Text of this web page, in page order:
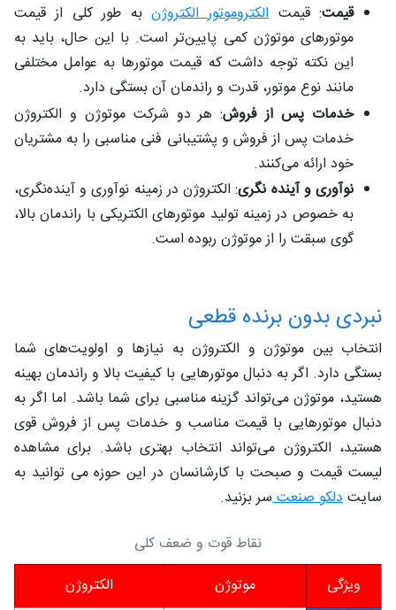
قیمت: قیمتالکتروموتور الکتروژن به طور کلی از قیمت
موتورهای موتوژن کمی ‌پایین‌تر است. با این حال، باید به
این نکته توجه داشت که قیمت موتورها به عوامل مختلفی
مانند نوع موتور، قدرت و راندمان آن بستگی دارد.
خدمات پس از فروش: هر دو شرکت موتوژن و الکتروژن
خدمات پس از فروش و پشتیبانی فنی مناسبی را به مشتریان
خود ارائه می‌کنند.
نوآوری و آینده‌ نگری: الکتروژن در زمینه نوآوری و آینده‌نگری،
به خصوص در زمینه تولید موتورهای الکتریکی با راندمان بالا،
گوی سبقت را از موتوژن ربوده است.
نبردی بدون برنده قطعی
انتخاب بین موتوژن و الکتروژن به نیازها و اولویت‌های شما
بستگی دارد. اگر به دنبال موتورهایی با کیفیت بالا و راندمان بهینه
هستید، موتوژن می‌تواند گزینه مناسبی برای شما باشد. اما اگر به
دنبال موتورهایی با قیمت مناسب و خدمات پس از فروش قوی
هستید، الکتروژن می‌تواند انتخاب بهتری باشد. برای مشاهده
لیست قیمت و صبحت با کارشانسان در این حوزه می توانید به
سایتدلکو صنعتسر بزنید.
نقاط قوت و ضعف کلی
ویژگی
موتوژن
الکتروژن